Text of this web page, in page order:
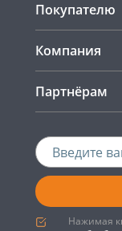
Покупателю
Компания
Партнёрам
Нажимая